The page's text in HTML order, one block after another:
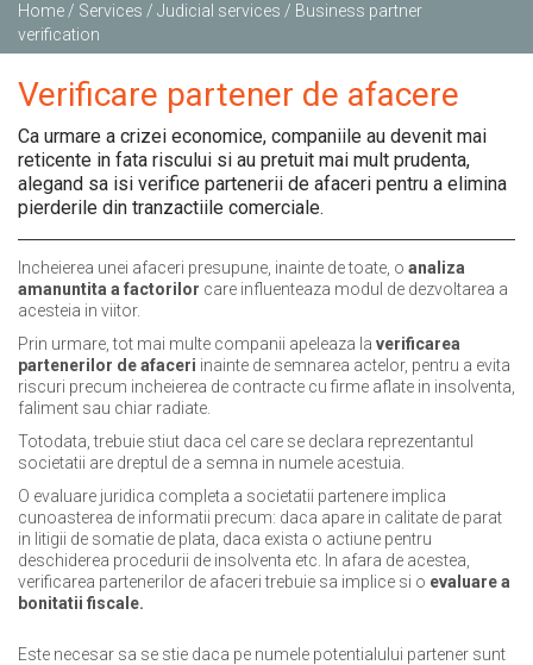
Home / Services / Judicial services / Business partner
verification
Verificare partener de afacere
Ca urmare a crizei economice, companiile au devenit mai
reticente in fata riscului si au pretuit mai mult prudenta,
alegand sa isi verifice partenerii de afaceri pentru a elimina
pierderile din tranzactiile comerciale.
Incheierea unei afaceri presupune, inainte de toate, o analiza
amanuntita a factorilor care influenteaza modul de dezvoltarea a
acesteia in viitor.
Prin urmare, tot mai multe companii apeleaza la verificarea
partenerilor de afaceri inainte de semnarea actelor, pentru a evita
riscuri precum incheierea de contracte cu firme aflate in insolventa,
faliment sau chiar radiate.
Totodata, trebuie stiut daca cel care se declara reprezentantul
societatii are dreptul de a semna in numele acestuia.
O evaluare juridica completa a societatii partenere implica
cunoasterea de informatii precum: daca apare in calitate de parat
in litigii de somatie de plata, daca exista o actiune pentru
deschiderea procedurii de insolventa etc. In afara de acestea,
verificarea partenerilor de afaceri trebuie sa implice si o evaluare a
bonitatii fiscale.
Este necesar sa se stie daca pe numele potentialului partener sunt